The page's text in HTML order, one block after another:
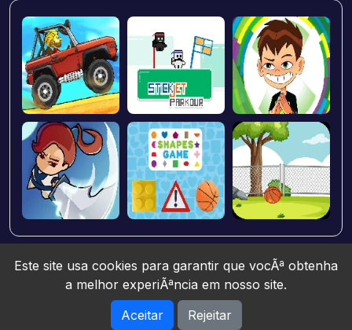
Jogos10 © 2026. All rights reserved.
Este site usa cookies para garantir que vocÃª obtenha
a melhor experiÃªncia em nosso site.
Aceitar
Rejeitar